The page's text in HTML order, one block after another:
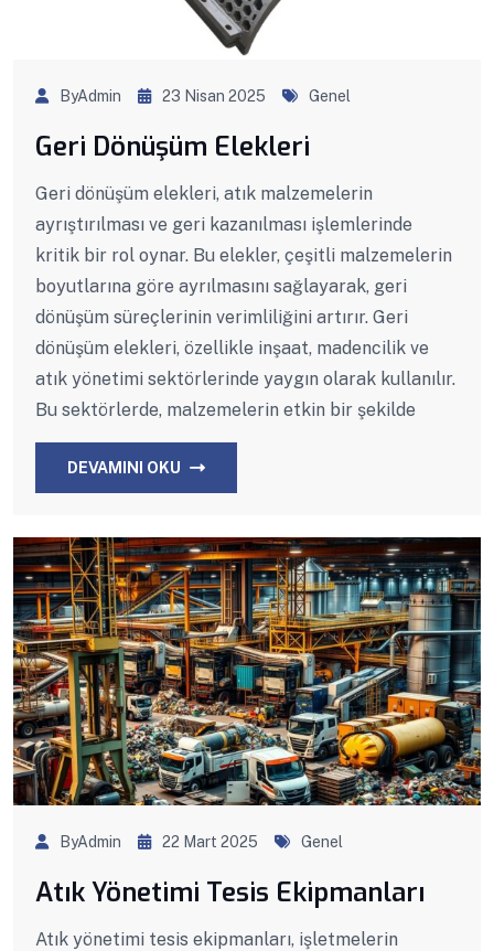
ByAdmin 23 Nisan 2025 Genel
Geri Dönüşüm Elekleri
Geri dönüşüm elekleri, atık malzemelerin
ayrıştırılması ve geri kazanılması işlemlerinde
kritik bir rol oynar. Bu elekler, çeşitli malzemelerin
boyutlarına göre ayrılmasını sağlayarak, geri
dönüşüm süreçlerinin verimliliğini artırır. Geri
dönüşüm elekleri, özellikle inşaat, madencilik ve
atık yönetimi sektörlerinde yaygın olarak kullanılır.
Bu sektörlerde, malzemelerin etkin bir şekilde
DEVAMINI OKU
ByAdmin 22 Mart 2025 Genel
Atık Yönetimi Tesis Ekipmanları
Atık yönetimi tesis ekipmanları, işletmelerin